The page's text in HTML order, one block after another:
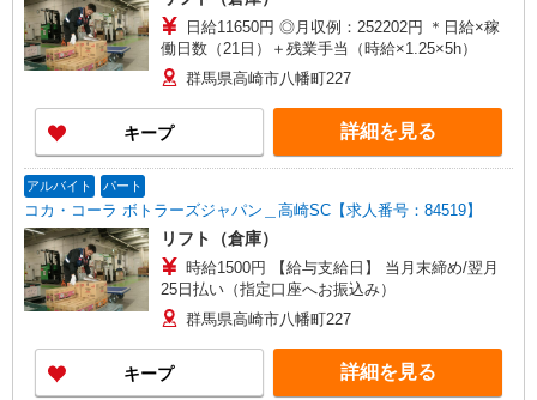
日給11650円 ◎月収例：252202円 ＊日給×稼
働日数（21日）＋残業手当（時給×1.25×5h）
群馬県高崎市八幡町227
キープ 詳細を見る
アルバイト パート
コカ・コーラ ボトラーズジャパン＿高崎SC【求人番号：84519】
リフト（倉庫）
時給1500円 【給与支給日】 当月末締め/翌月
25日払い（指定口座へお振込み）
群馬県高崎市八幡町227
キープ 詳細を見る